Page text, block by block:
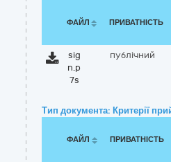
ФАЙЛ ПРИВАТНІСТЬ
sig
n.p
7s
публічний
Тип документа: Критерії
ФАЙЛ ПРИВАТНІСТЬ